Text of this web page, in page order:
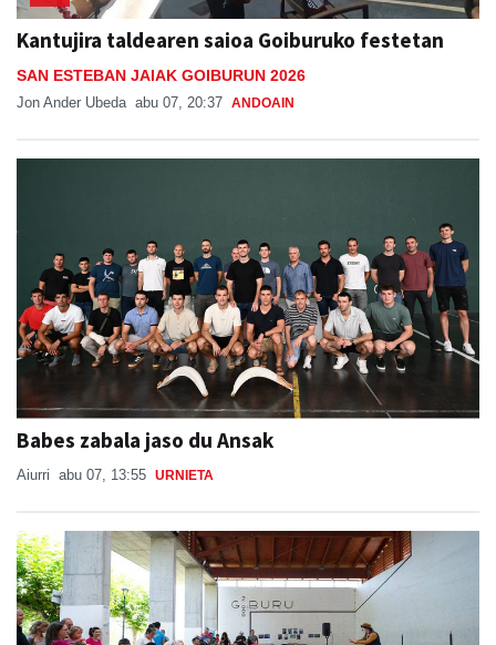
Kantujira taldearen saioa Goiburuko festetan
SAN ESTEBAN JAIAK GOIBURUN 2026
Jon Ander Ubeda abu 07, 20:37 ANDOAIN
Babes zabala jaso du Ansak
Aiurri abu 07, 13:55 URNIETA